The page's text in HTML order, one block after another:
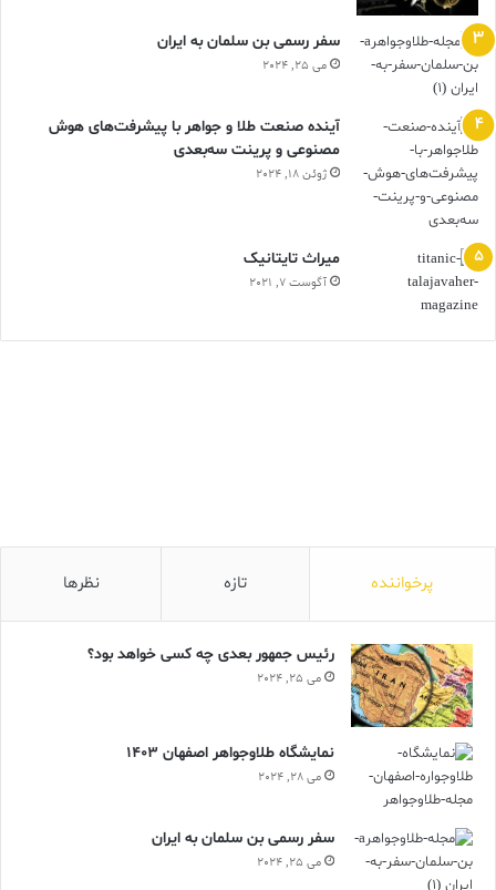
سفر رسمی بن سلمان به ایران
می 25, 2024
آینده صنعت طلا و جواهر با پیشرفت‌های هوش
مصنوعی و پرینت سه‌بعدی
ژوئن 18, 2024
ميراث تايتانيک
آگوست 7, 2021
پرخواننده تازه نظرها
رئیس جمهور بعدی چه کسی خواهد بود؟
می 25, 2024
نمایشگاه طلاوجواهر اصفهان 1403
می 28, 2024
سفر رسمی بن سلمان به ایران
می 25, 2024